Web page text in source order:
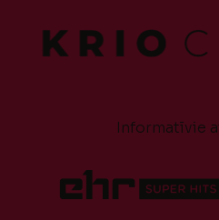
Informatīvie